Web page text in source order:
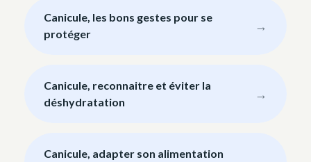
Canicule, les bons gestes pour se
protéger
Canicule, reconnaitre et éviter la
déshydratation
Canicule, adapter son alimentation